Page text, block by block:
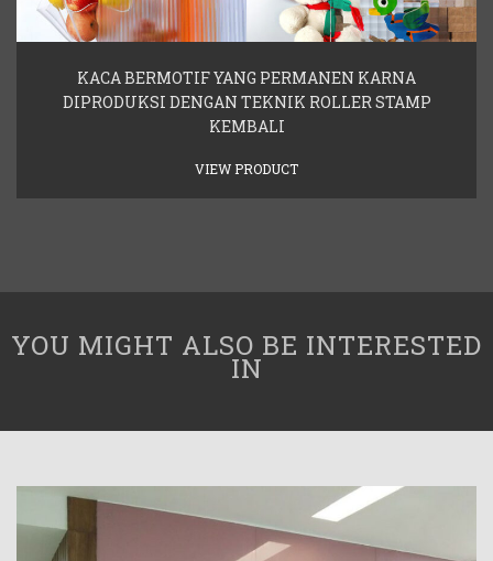
KACA BERMOTIF YANG PERMANEN KARNA
DIPRODUKSI DENGAN TEKNIK ROLLER STAMP
KEMBALI
VIEW PRODUCT
YOU MIGHT ALSO BE INTERESTED
IN